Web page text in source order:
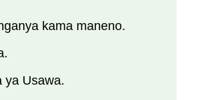
kama maneno.
ya Usawa.